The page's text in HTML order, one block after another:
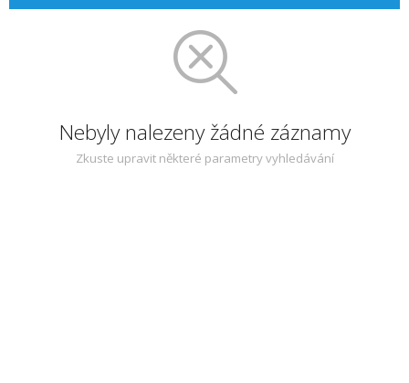
Nebyly nalezeny žádné záznamy
Zkuste upravit některé parametry vyhledávání